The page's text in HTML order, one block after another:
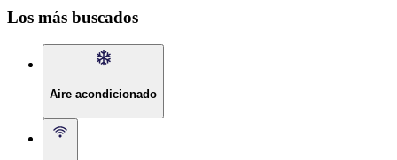
Los más buscados
Aire acondicionado